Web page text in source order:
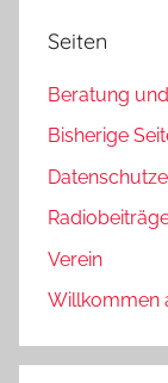
Seiten
Beratung
Bisherige
Verein
Willkommen